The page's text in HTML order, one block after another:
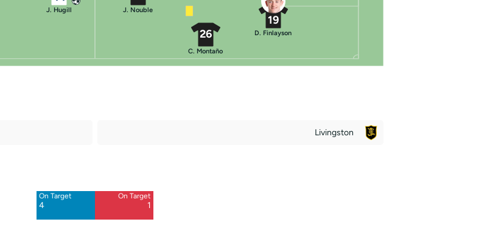
J. Hugill
19
D. Finlayson
26
C. Montaño
J. Nouble
Livingston
On Target
4
On Target
1